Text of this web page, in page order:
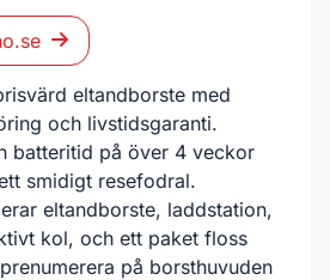
eltandborste med
och livstidsgaranti.
batteritid på över 4 veckor
smidigt resefodral.
eltandborste, laddstation,
kol, och ett paket floss
på borsthuvuden